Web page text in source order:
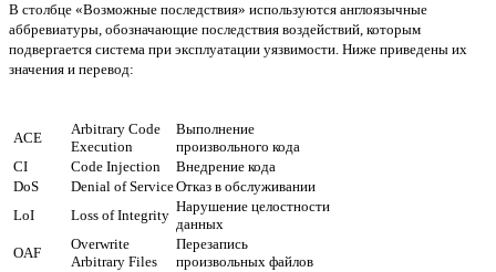
В столбце «Возможные последствия» используются англоязычные
аббревиатуры, обозначающие последствия воздействий, которым
подвергается система при эксплуатации уязвимости. Ниже приведены их
значения и перевод:
ACE
Arbitrary Code
Execution
Выполнение
произвольного кода
CI
Code Injection
Внедрение кода
DoS
Denial of ServiceОтказ в обслуживании
LoI
Loss of Integrity
Нарушение целостности
данных
OAF
Overwrite
Arbitrary Files
Перезапись
произвольных файлов